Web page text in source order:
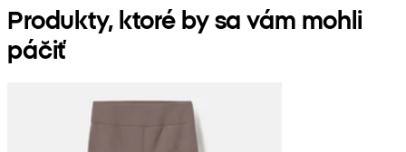
Produkty, ktoré by sa vám mohli
páčiť